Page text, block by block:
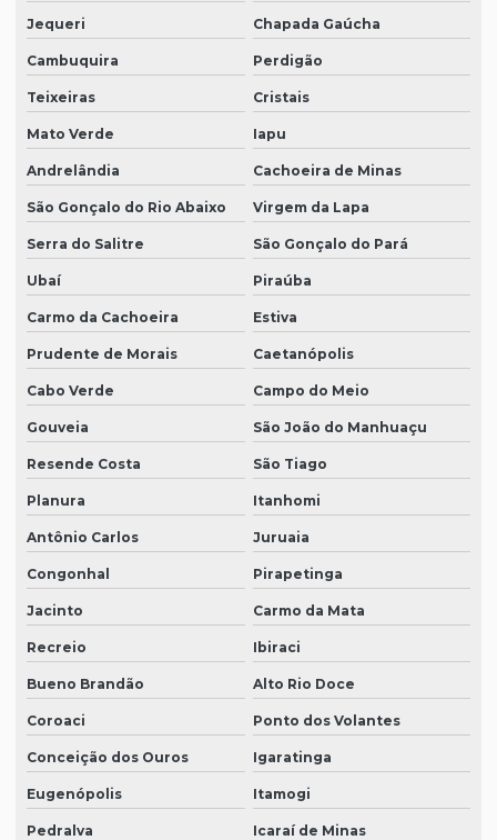
Jequeri Chapada Gaúcha
Cambuquira Perdigão
Teixeiras Cristais
Mato Verde Iapu
Andrelândia Cachoeira de Minas
São Gonçalo do Rio Abaixo Virgem da Lapa
Serra do Salitre São Gonçalo do Pará
Ubaí Piraúba
Carmo da Cachoeira Estiva
Prudente de Morais Caetanópolis
Cabo Verde Campo do Meio
Gouveia São João do Manhuaçu
Resende Costa São Tiago
Planura Itanhomi
Antônio Carlos Juruaia
Congonhal Pirapetinga
Jacinto Carmo da Mata
Recreio Ibiraci
Bueno Brandão Alto Rio Doce
Coroaci Ponto dos Volantes
Conceição dos Ouros Igaratinga
Eugenópolis Itamogi
Pedralva Icaraí de Minas